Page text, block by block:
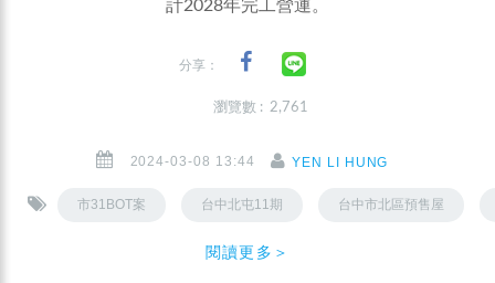
計2028年完工營運。
分享：
瀏覽數 : 2,761
2024-03-08 13:44 YEN LI HUNG
市31BOT案 台中北屯11期 台中市北區預售屋
閱讀更多＞